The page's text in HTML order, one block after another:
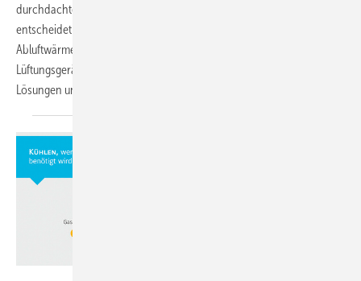
durchdachte Luftführung. Über die Wirtschaftlichkeit solcher Systeme
entscheidet jedoch eine weitgehende Rückgewinnung der
Abluftwärme. Erreichbar sind diese Ziele nicht nur mit zentralen
Lüftungsgeräten und -systemen, sondern auch mit dezentralen
Lösungen und entsprechenden